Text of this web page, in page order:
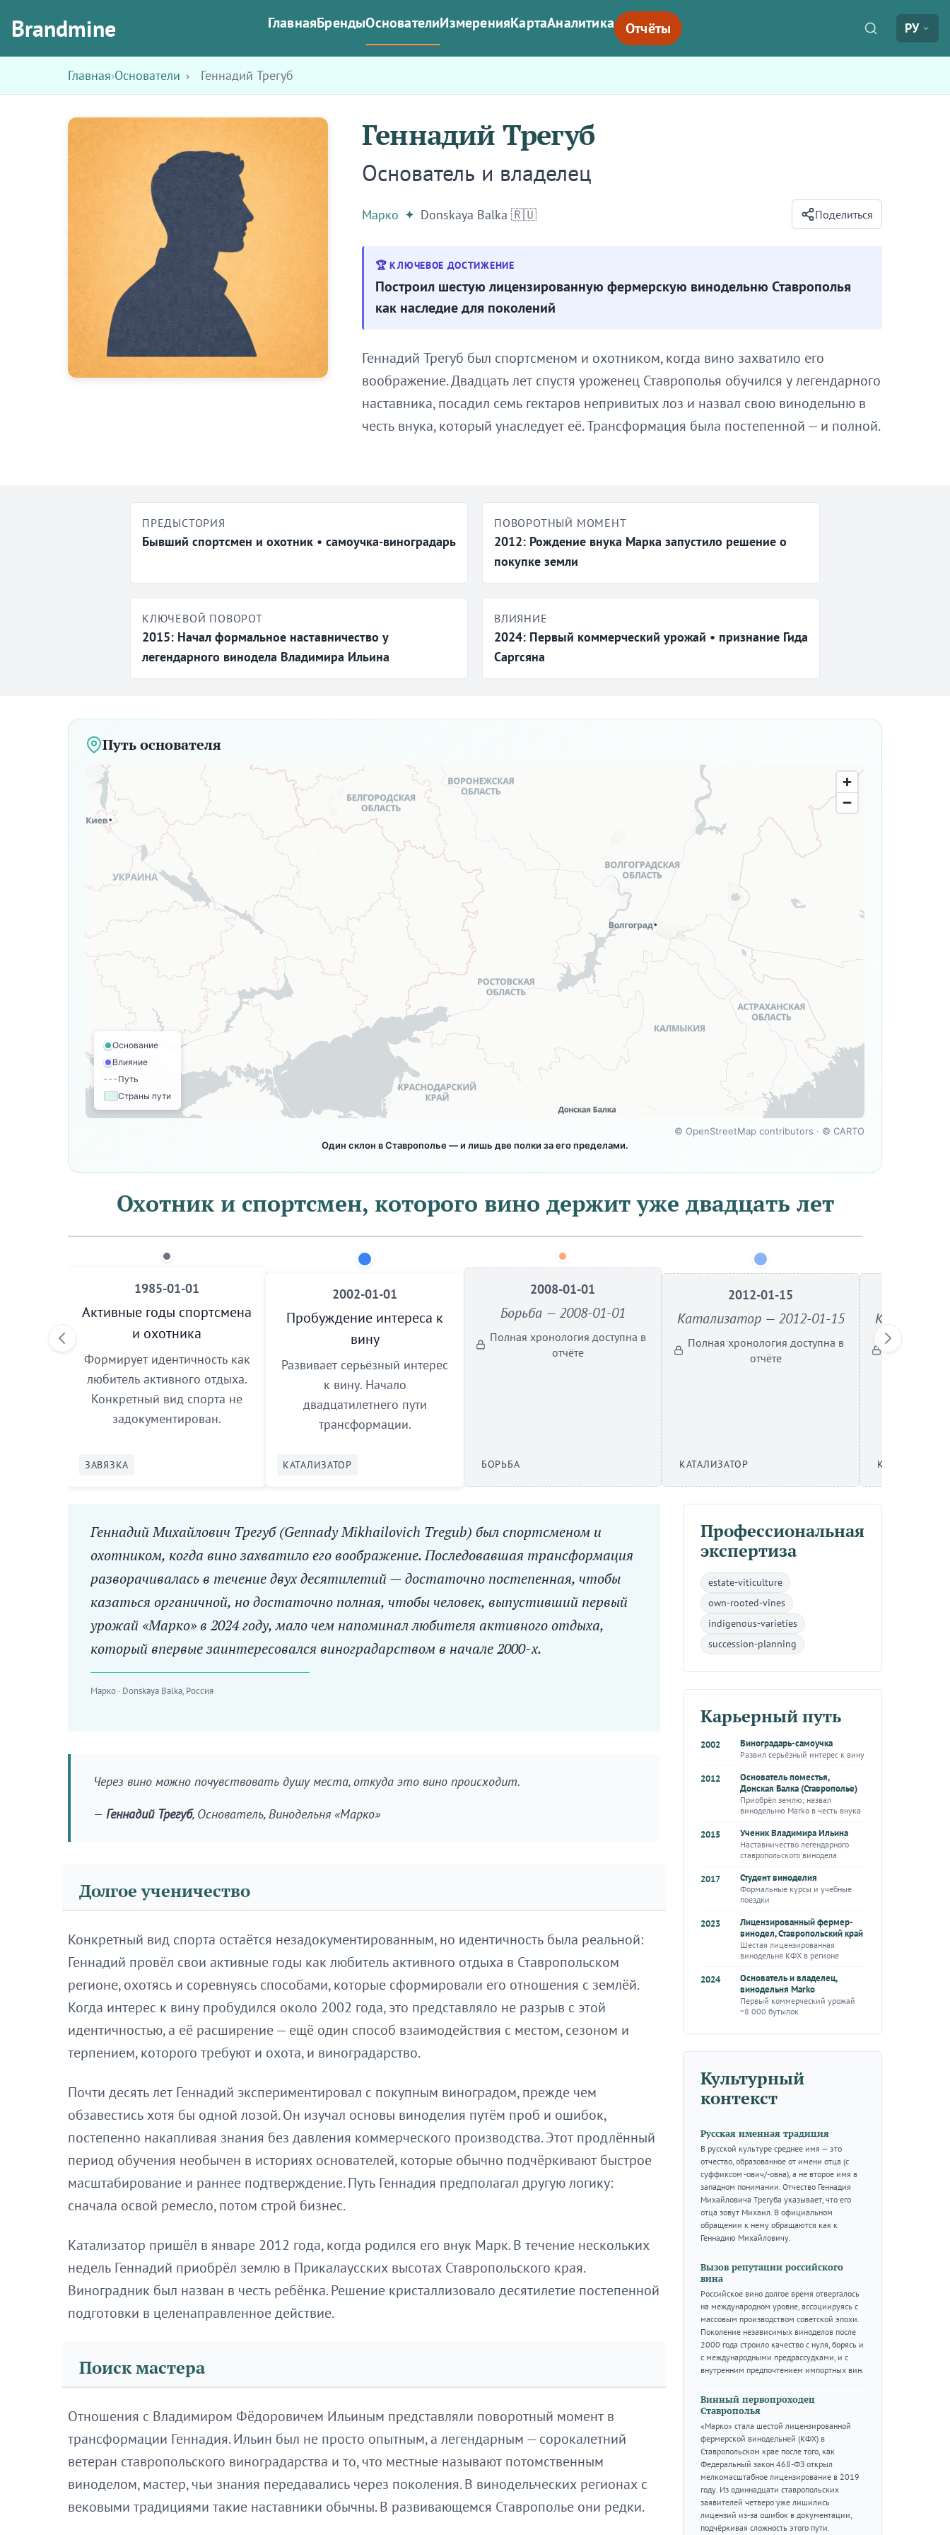
Brandmine ГлавнаяБрендыОснователиИзмеренияКартаАналитика Отчёты РУ
Главная›Основатели › Геннадий Трегуб
Геннадий Трегуб
Основатель и владелец
Марко ✦ Donskaya Balka 🇷🇺 Поделиться
🏆 КЛЮЧЕВОЕ ДОСТИЖЕНИЕ
Построил шестую лицензированную фермерскую винодельню Ставрополья
как наследие для поколений
Геннадий Трегуб был спортсменом и охотником, когда вино захватило его
воображение. Двадцать лет спустя уроженец Ставрополья обучился у легендарного
наставника, посадил семь гектаров непривитых лоз и назвал свою винодельню в
честь внука, который унаследует её. Трансформация была постепенной — и полной.
ПРЕДЫСТОРИЯ
Бывший спортсмен и охотник • самоучка-виноградарь
ПОВОРОТНЫЙ МОМЕНТ
2012: Рождение внука Марка запустило решение о
покупке земли
КЛЮЧЕВОЙ ПОВОРОТ
2015: Начал формальное наставничество у
легендарного винодела Владимира Ильина
ВЛИЯНИЕ
2024: Первый коммерческий урожай • признание Гида
Саргсяна
Путь основателя
Основание
Влияние
Путь
Страны пути
© OpenStreetMap contributors · © CARTO
Один склон в Ставрополье — и лишь две полки за его пределами.
Охотник и спортсмен, которого вино держит уже двадцать лет
1985-01-01
Активные годы спортсмена
и охотника
Формирует идентичность как
любитель активного отдыха.
Конкретный вид спорта не
задокументирован.
ЗАВЯЗКА
2002-01-01
Пробуждение интереса к
вину
Развивает серьёзный интерес
к вину. Начало
двадцатилетнего пути
трансформации.
КАТАЛИЗАТОР
2008-01-01
Борьба — 2008-01-01
Полная хронология доступна в
отчёте
БОРЬБА
2012-01-15
Катализатор — 2012-01-15
Полная хронология доступна в
отчёте
КАТАЛИЗАТОР
Полная
КАТАЛИЗАТОР
Геннадий Михайлович Трегуб (Gennady Mikhailovich Tregub) был спортсменом и
охотником, когда вино захватило его воображение. Последовавшая трансформация
разворачивалась в течение двух десятилетий — достаточно постепенная, чтобы
казаться органичной, но достаточно полная, чтобы человек, выпустивший первый
урожай «Марко» в 2024 году, мало чем напоминал любителя активного отдыха,
который впервые заинтересовался виноградарством в начале 2000-х.
Марко · Donskaya Balka, Россия
Через вино можно почувствовать душу места, откуда это вино происходит.
— Геннадий Трегуб, Основатель, Винодельня «Марко»
Долгое ученичество
Конкретный вид спорта остаётся незадокументированным, но идентичность была реальной:
Геннадий провёл свои активные годы как любитель активного отдыха в Ставропольском
регионе, охотясь и соревнуясь способами, которые сформировали его отношения с землёй.
Когда интерес к вину пробудился около 2002 года, это представляло не разрыв с этой
идентичностью, а её расширение — ещё один способ взаимодействия с местом, сезоном и
терпением, которого требуют и охота, и виноградарство.
Почти десять лет Геннадий экспериментировал с покупным виноградом, прежде чем
обзавестись хотя бы одной лозой. Он изучал основы виноделия путём проб и ошибок,
постепенно накапливая знания без давления коммерческого производства. Этот продлённый
период обучения необычен в историях основателей, которые обычно подчёркивают быстрое
масштабирование и раннее подтверждение. Путь Геннадия предполагал другую логику:
сначала освой ремесло, потом строй бизнес.
Катализатор пришёл в январе 2012 года, когда родился его внук Марк. В течение нескольких
недель Геннадий приобрёл землю в Прикалаусских высотах Ставропольского края.
Виноградник был назван в честь ребёнка. Решение кристаллизовало десятилетие постепенной
подготовки в целенаправленное действие.
Поиск мастера
Отношения с Владимиром Фёдоровичем Ильиным представляли поворотный момент в
трансформации Геннадия. Ильин был не просто опытным, а легендарным — сорокалетний
ветеран ставропольского виноградарства и то, что местные называют потомственным
виноделом, мастер, чьи знания передавались через поколения. В винодельческих регионах с
вековыми традициями такие наставники обычны. В развивающемся Ставрополье они редки.
Профессиональная
экспертиза
estate-viticulture
own-rooted-vines
indigenous-varieties
succession-planning
Карьерный путь
2002 Виноградарь-самоучка
Развил серьёзный интерес к вину
2012
Основатель поместья,
Донская Балка (Ставрополье)
Приобрёл землю; назвал
винодельню Marko в честь внука
2015 Ученик Владимира Ильина
Наставничество легендарного
ставропольского винодела
2017 Студент виноделия
Формальные курсы и учебные
поездки
2023
Лицензированный фермер-
винодел, Ставропольский край
Шестая лицензированная
винодельня КФХ в регионе
2024
Основатель и владелец,
винодельня Marko
Первый коммерческий урожай
~8 000 бутылок
Культурный
контекст
Русская именная традиция
В русской культуре среднее имя — это
отчество, образованное от имени отца (с
суффиксом -ович/-овна), а не второе имя в
западном понимании. Отчество Геннадия
Михайловича Трегуба указывает, что его
отца зовут Михаил. В официальном
обращении к нему обращаются как к
Геннадию Михайловичу.
Вызов репутации российского
вина
Российское вино долгое время отвергалось
на международном уровне, ассоциируясь с
массовым производством советской эпохи.
Поколение независимых виноделов после
2000 года строило качество с нуля, борясь и
с международными предрассудками, и с
внутренним предпочтением импортных вин.
Винный первопроходец
Ставрополья
«Марко» стала шестой лицензированной
фермерской винодельней (КФХ) в
Ставропольском крае после того, как
Федеральный закон 468-ФЗ открыл
мелкомасштабное лицензирование в 2019
году. Из одиннадцати ставропольских
заявителей четверо уже лишились
лицензий из-за ошибок в документации,
подчёркивая сложность этого пути.